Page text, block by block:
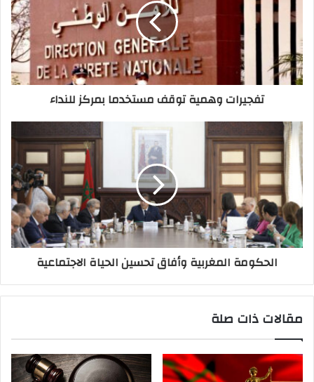
تفجيرات وهمية توقف مستخدما بمركز للنداء
الحكومة المغربية وأفاق تحسين الحياة الاجتماعية
مقالات ذات صلة